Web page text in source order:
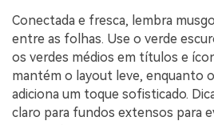
Conectada e fresca, lembra
entre as folhas. Use o verde
os verdes médios em títulos e
mantém o layout leve, enquanto
adiciona um toque sofisticado.
claro para fundos extensos para